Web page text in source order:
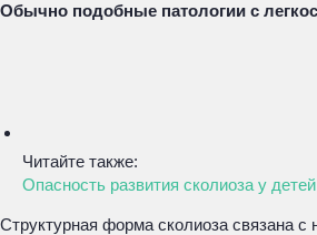
Обычно подобные патологии с
Читайте также:
Опасность развития сколиоза у
Структурная форма сколиоза связана